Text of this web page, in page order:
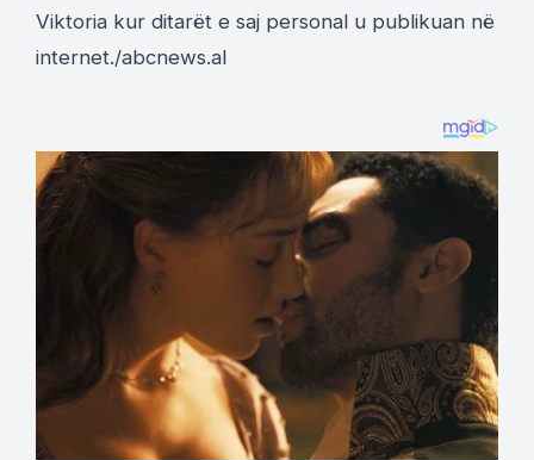
Viktoria kur ditarët e saj personal u publikuan në
internet./abcnews.al